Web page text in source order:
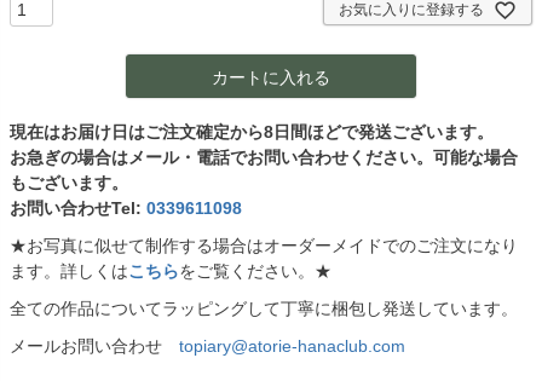
お気に入りに登録する
カートに入れる
現在はお届け日はご注文確定から8日間ほどで発送ございます。
お急ぎの場合はメール・電話でお問い合わせください。可能な場合
もございます。
お問い合わせTel: 0339611098
★お写真に似せて制作する場合はオーダーメイドでのご注文になり
ます。詳しくはこちらをご覧ください。★
全ての作品についてラッピングして丁寧に梱包し発送しています。
メールお問い合わせ topiary@atorie-hanaclub.com